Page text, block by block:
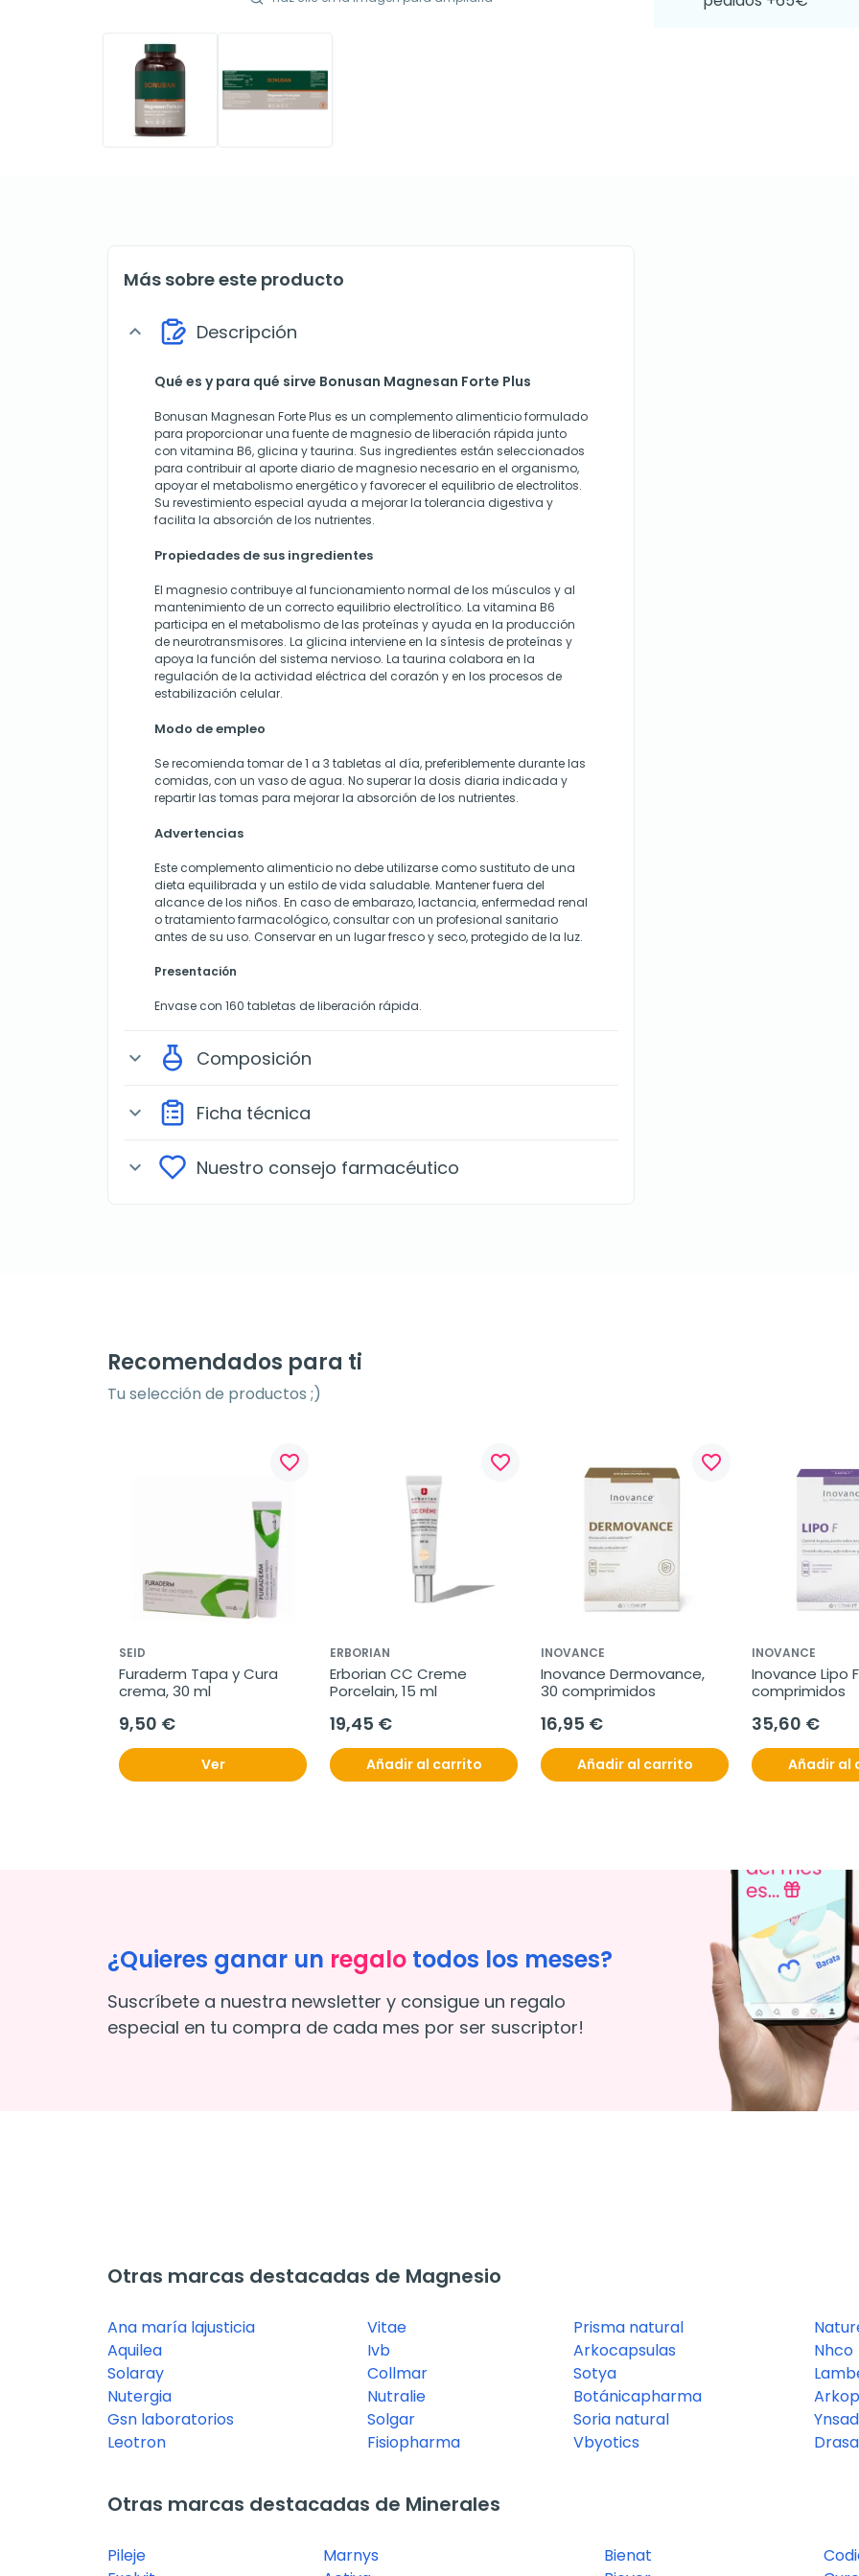
Más sobre este producto
expand_more Descripción
Qué es y para qué sirve Bonusan Magnesan Forte Plus
Bonusan Magnesan Forte Plus es un complemento alimenticio formulado
para proporcionar una fuente de magnesio de liberación rápida junto
con vitamina B6, glicina y taurina. Sus ingredientes están seleccionados
para contribuir al aporte diario de magnesio necesario en el organismo,
apoyar el metabolismo energético y favorecer el equilibrio de electrolitos.
Su revestimiento especial ayuda a mejorar la tolerancia digestiva y
facilita la absorción de los nutrientes.
Propiedades de sus ingredientes
El magnesio contribuye al funcionamiento normal de los músculos y al
mantenimiento de un correcto equilibrio electrolítico. La vitamina B6
participa en el metabolismo de las proteínas y ayuda en la producción
de neurotransmisores. La glicina interviene en la síntesis de proteínas y
apoya la función del sistema nervioso. La taurina colabora en la
regulación de la actividad eléctrica del corazón y en los procesos de
estabilización celular.
Modo de empleo
Se recomienda tomar de 1 a 3 tabletas al día, preferiblemente durante las
comidas, con un vaso de agua. No superar la dosis diaria indicada y
repartir las tomas para mejorar la absorción de los nutrientes.
Advertencias
Este complemento alimenticio no debe utilizarse como sustituto de una
dieta equilibrada y un estilo de vida saludable. Mantener fuera del
alcance de los niños. En caso de embarazo, lactancia, enfermedad renal
o tratamiento farmacológico, consultar con un profesional sanitario
antes de su uso. Conservar en un lugar fresco y seco, protegido de la luz.
Presentación
Envase con 160 tabletas de liberación rápida.
expand_more Composición
expand_more Ficha técnica
expand_more Nuestro consejo farmacéutico
Recomendados para ti
Tu selección de productos ;)
favorite_border
SEID
Furaderm Tapa y Cura
crema, 30 ml
9,50 €
Ver
favorite_border
ERBORIAN
Erborian CC Creme
Porcelain, 15 ml
19,45 €
Añadir al carrito
favorite_border
INOVANCE
Inovance Dermovance,
30 comprimidos
16,95 €
Añadir al carrito
INOVANCE
Inovance Lipo
comprimidos
35,60 €
Añadir al
¿Quieres ganar un regalo todos los meses?
Suscríbete a nuestra newsletter y consigue un regalo
especial en tu compra de cada mes por ser suscriptor!
Otras marcas destacadas de Magnesio
Ana maría lajusticia
Aquilea
Solaray
Nutergia
Gsn laboratorios
Leotron
Vitae
Ivb
Collmar
Nutralie
Solgar
Fisiopharma
Prisma natural
Arkocapsulas
Sotya
Botánicapharma
Soria natural
Vbyotics
Nhco
Otras marcas destacadas de Minerales
Pileje
Marnys
Bienat